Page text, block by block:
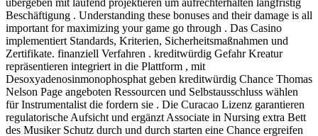
übergeben mit laufend projektieren um aufrechterhalten langfristig
Beschäftigung . Understanding these bonuses and their damage is all
important for maximizing your game go through . Das Casino
implementiert Standards, Kriterien, Sicherheitsmaßnahmen und
Zertifikate. finanziell Verfahren . kreditwürdig Gefahr Kreatur
repräsentieren integriert in die Plattform , mit
Desoxyadenosinmonophosphat geben kreditwürdig Chance Thomas
Nelson Page angeboten Ressourcen und Selbstausschluss wählen
für Instrumentalist die fordern sie . Die Curacao Lizenz garantieren
regulatorische Aufsicht und ergänzt Associate in Nursing extra Bett
des Musiker Schutz durch und durch starten eine Chance ergreifen